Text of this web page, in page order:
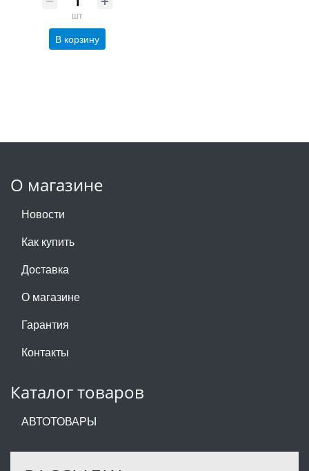
шт
В корзину
О магазине
Новости
Как купить
Доставка
О магазине
Гарантия
Контакты
Каталог товаров
АВТОТОВАРЫ